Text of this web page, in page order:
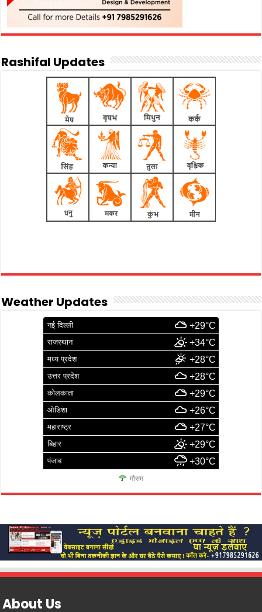
Rashifal Updates
Weather Updates
नई दिल्ली +29°C
राजस्थान +34°C
मध्य प्रदेश +28°C
उत्तर प्रदेश +28°C
कोलकाता +29°C
ओडिशा +26°C
महाराष्ट्र +27°C
बिहार +29°C
पंजाब +30°C
मौसम
About Us